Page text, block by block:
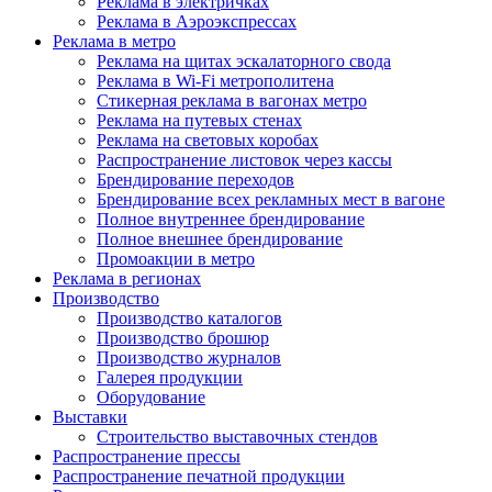
Реклама в Аэроэкспрессах
Реклама в метро
Реклама на щитах эскалаторного свода
Реклама в Wi-Fi метрополитена
Стикерная реклама в вагонах метро
Реклама на путевых стенах
Реклама на световых коробах
Распространение листовок через кассы
Брендирование переходов
Брендирование всех рекламных мест в вагоне
Полное внутреннее брендирование
Полное внешнее брендирование
Промоакции в метро
Реклама в регионах
Производство
Производство каталогов
Производство брошюр
Производство журналов
Галерея продукции
Оборудование
Выставки
Строительство выставочных стендов
Распространение прессы
Распространение печатной продукции